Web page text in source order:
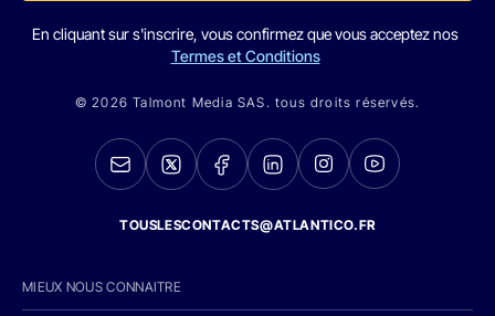
En cliquant sur s'inscrire, vous confirmez que vous acceptez nos
Termes et Conditions
© 2026 Talmont Media SAS. tous droits réservés.
TOUSLESCONTACTS@ATLANTICO.FR
MIEUX NOUS CONNAITRE